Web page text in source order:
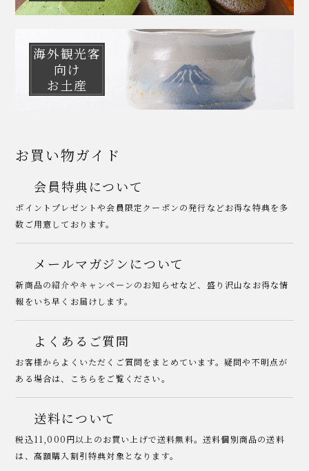
海外観光客
向け
お土産
お買い物ガイド
会員特典について
ポイントプレゼントや会員限定クーポンの発行などお得な特典を多
数ご用意しております。
メールマガジンについて
新商品の紹介やキャンペーンのお知らせなど、盛り沢山なお得な情
報をいち早くお届けします。
よくあるご質問
お客様からよくいただくご質問をまとめています。疑問や不明点が
ある場合は、こちらをご覧ください。
送料について
税込11,000円以上のお買い上げで送料無料。送料個別商品の送料
は、高額購入割引特典対象となります。